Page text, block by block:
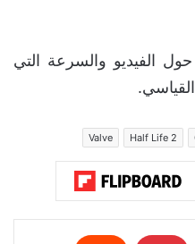
الفيديو والسرعة التي
Half Life 2
Valve